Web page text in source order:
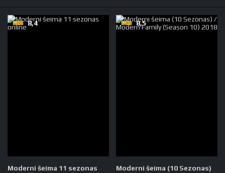
Moderni šeima 11 sezonas
8,4
Moderni šeima (10 Sezonas)
8,5